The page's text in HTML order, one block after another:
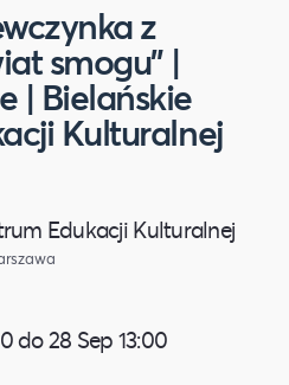
z
smogu" |
| Bielańskie
Kulturalnej
Edukacji Kulturalnej
do 28 Sep 13:00